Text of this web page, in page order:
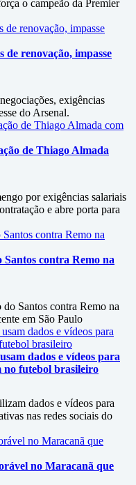
o campeão da Premier
renovação, impasse
exigências
do Arsenal.
de Thiago Almada
por exigências salariais
e abre porta para
contra Remo na
Santos contra Remo na
em São Paulo
dados e vídeos para
futebol brasileiro
dados e vídeos para
nas redes sociais do
no Maracanã que